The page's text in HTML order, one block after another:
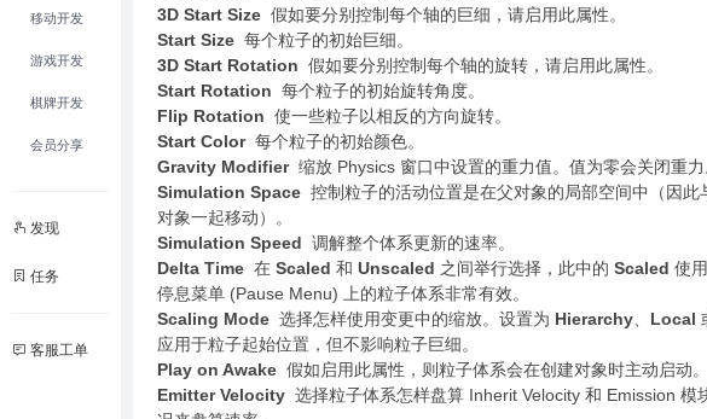
移动开发
游戏开发
棋牌开发
会员分享
发现
任务
客服工单
3D Start Size 假如要分别控制每个轴的巨细，请启用此属性。
Start Size 每个粒子的初始巨细。
3D Start Rotation 假如要分别控制每个轴的旋转，请启用此属性。
Start Rotation 每个粒子的初始旋转角度。
Flip Rotation 使一些粒子以相反的方向旋转。
Start Color 每个粒子的初始颜色。
Gravity Modifier 缩放 Physics 窗口中设置的重力值。值为零会关闭重力
Simulation Space 控制粒子的活动位置是在父对象的局部空间中（因
对象一起移动）。
Simulation Speed 调解整个体系更新的速率。
Delta Time 在 Scaled 和 Unscaled 之间举行选择，此中的 Scaled 使
停息菜单 (Pause Menu) 上的粒子体系非常有效。
Scaling Mode 选择怎样使用变更中的缩放。设置为 Hierarchy Local
应用于粒子起始位置，但不影响粒子巨细。
Play on Awake 假如启用此属性，则粒子体系会在创建对象时主动启动。
Emitter Velocity 选择粒子体系怎样盘算 Inherit Velocity 和 Emission